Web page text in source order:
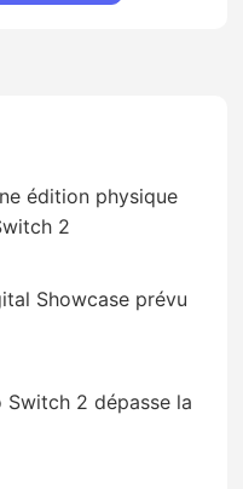
édition physique
2
Showcase prévu
Switch 2 dépasse la